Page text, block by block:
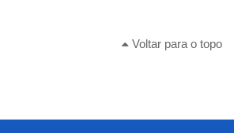
Voltar para o topo